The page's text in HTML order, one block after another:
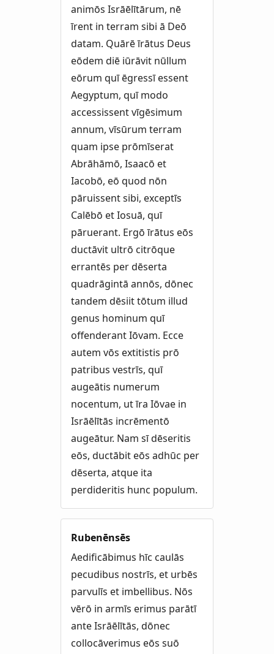
animōs Isrāēlītārum, nē
īrent in terram sibi ā Deō
datam. Quārē īrātus Deus
eōdem diē iūrāvit nūllum
eōrum quī ēgressī essent
Aegyptum, quī modo
accessissent vīgēsimum
annum, vīsūrum terram
quam ipse prōmīserat
Abrāhāmō, Isaacō et
Iacobō, eō quod nōn
pāruissent sibi, exceptīs
Calēbō et Iosuā, quī
pāruerant. Ergō īrātus eōs
ductāvit ultrō citrōque
errantēs per dēserta
quadrāgintā annōs, dōnec
tandem dēsiit tōtum illud
genus hominum quī
offenderant Iōvam. Ecce
autem vōs extitistis prō
patribus vestrīs, quī
augeātis numerum
nocentum, ut īra Iōvae in
Isrāēlītās incrēmentō
augeātur. Nam sī dēseritis
eōs, ductābit eōs adhūc per
dēserta, atque ita
perdideritis hunc populum.
Rubenēnsēs
Aedificābimus hīc caulās
pecudibus nostrīs, et urbēs
parvulīs et imbellibus. Nōs
vērō in armīs erimus parātī
ante Isrāēlītās, dōnec
collocāverimus eōs suō